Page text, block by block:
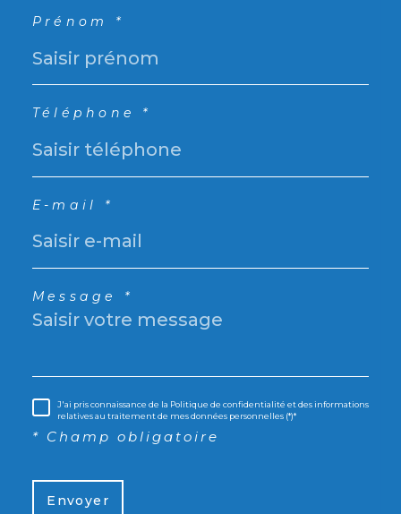
Prénom *
Téléphone *
E-mail *
Message *
J'ai pris connaissance de la Politique de confidentialité et des informations
relatives au traitement de mes données personnelles (*)*
* Champ obligatoire
Envoyer